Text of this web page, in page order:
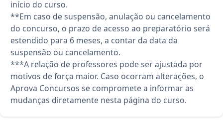
início do curso.
**Em caso de suspensão, anulação ou cancelamento
do concurso, o prazo de acesso ao preparatório será
estendido para 6 meses, a contar da data da
suspensão ou cancelamento.
***A relação de professores pode ser ajustada por
motivos de força maior. Caso ocorram alterações, o
Aprova Concursos se compromete a informar as
mudanças diretamente nesta página do curso.